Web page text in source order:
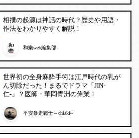
相撲の起源は神話の時代？歴史や用語・
作法をわかりやすく解説！
和樂web編集部
世界初の全身麻酔手術は江戸時代の乳が
ん切除だった！まるでドラマ「JIN-
仁-」？医師・華岡青洲の偉業！
平安暴走戦士～chiaki~